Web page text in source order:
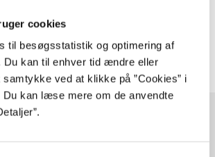
cookies
til besøgsstatistik og optimering af
Du kan til enhver tid ændre eller
ved at klikke på ”Cookies” i
Du kan læse mere om de anvendte
ofte om